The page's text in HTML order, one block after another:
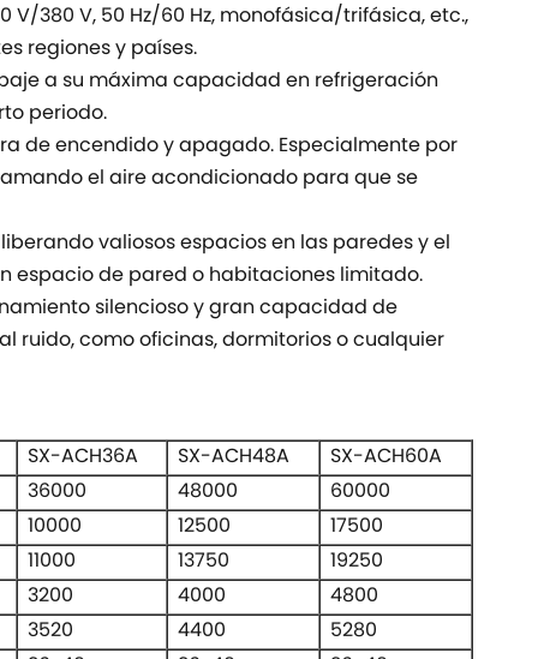
380 V, 50 Hz/60 Hz, monofásica/trifásica, etc.,
regiones y países.
a su máxima capacidad en refrigeración
periodo.
de encendido y apagado. Especialmente por
el aire acondicionado para que se
valiosos espacios en las paredes y el
espacio de pared o habitaciones limitado.
silencioso y gran capacidad de
ruido, como oficinas, dormitorios o cualquier
SX-ACH36A SX-ACH48A
SX-ACH60A
36000
48000
60000
10000
12500
17500
11000
13750
19250
3200
4000
4800
3520
4400
5280